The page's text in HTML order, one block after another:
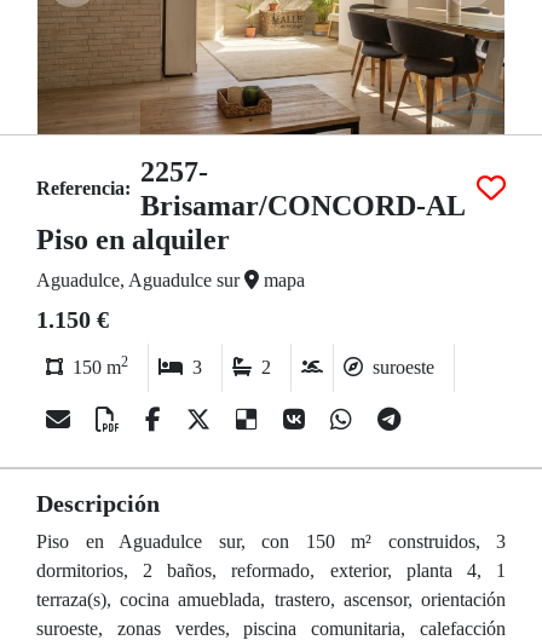
Referencia:
2257-
Brisamar/CONCORD-AL
Piso en alquiler
Aguadulce, Aguadulce sur mapa
1.150 €
150 m2 3 2 suroeste
Descripción
Piso en Aguadulce sur, con 150 m² construidos, 3
dormitorios, 2 baños, reformado, exterior, planta 4, 1
terraza(s), cocina amueblada, trastero, ascensor, orientación
suroeste, zonas verdes, piscina comunitaria, calefacción